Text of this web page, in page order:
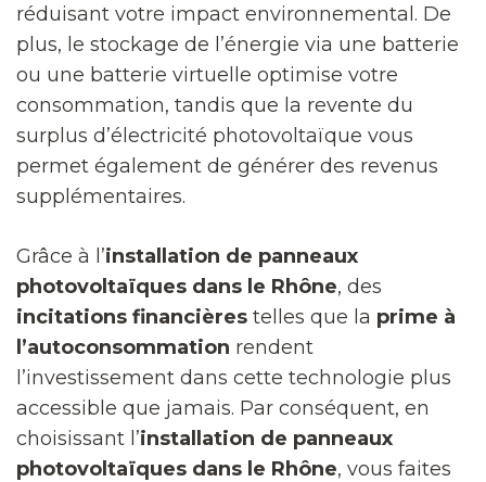
réduisant votre impact environnemental. De
plus, le stockage de l’énergie via une batterie
ou une batterie virtuelle optimise votre
consommation, tandis que la revente du
surplus d’électricité photovoltaïque vous
permet également de générer des revenus
supplémentaires.
Grâce à l’installation de panneaux
photovoltaïques dans le Rhône, des
incitations financières telles que la prime à
l’autoconsommation rendent
l’investissement dans cette technologie plus
accessible que jamais. Par conséquent, en
choisissant l’installation de panneaux
photovoltaïques dans le Rhône, vous faites